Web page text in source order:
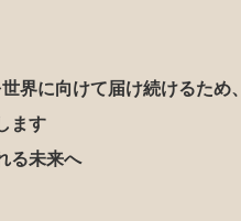
界に向けて届け続けるため、
ます
る未来へ